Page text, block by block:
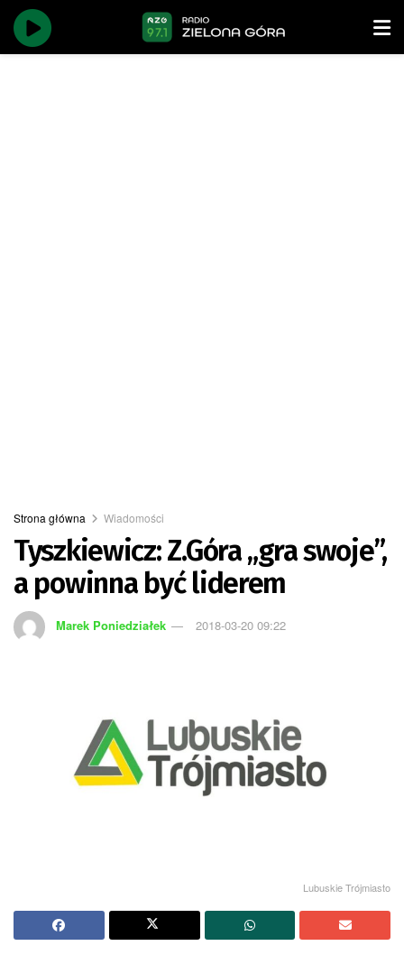
Strona główna Wiadomości
Tyszkiewicz: Z.Góra „gra swoje”,
a powinna być liderem
Marek Poniedziałek 2018-03-20 09:22
Lubuskie Trójmiasto